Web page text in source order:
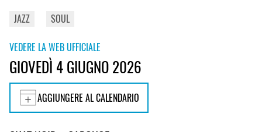
JAZZ
SOUL
VEDERE LA WEB UFFICIALE
GIOVEDÌ 4 GIUGNO 2026
AGGIUNGERE AL CALENDARIO